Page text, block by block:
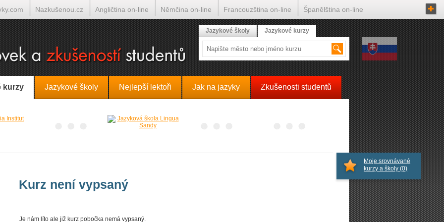
kurzy Jazykové školy Nejlepší lektoři Jak na jazyky Zkušenosti studentů
Kurz není vypsaný
Je nám líto ale již kurz pobočka nemá vypsaný.
Moje srovnávané
kurzy a školy (0)
Jazykové školy Jazykové kurzy
Nazkušenou.cz Angličtina on-line Němčina on-line Francouzština on-line Španělština on-line